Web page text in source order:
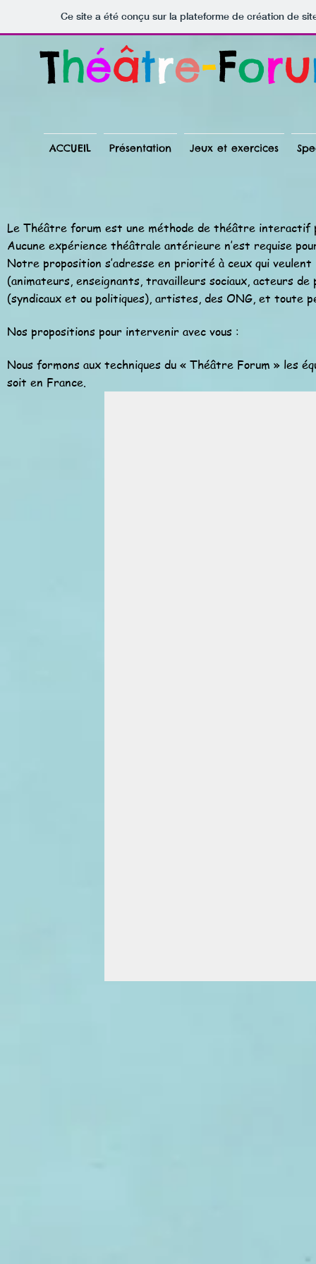
Ce site a été conçu sur la plateforme de création de
Théâtre-Foru
Le Théâtre forum est une méthode de théâtre interactif
Aucune expérience théâtrale antérieure n’est requise
Notre proposition s’adresse en priorité à ceux qui
(animateurs, enseignants, travailleurs sociaux, acteurs
(syndicaux et ou politiques), artistes, des ONG, et toute
Nos propositions pour intervenir avec vous :
Nous formons aux techniques du « Théâtre Forum » les
soit en France.
ACCUEIL Présentation Jeux et exercices